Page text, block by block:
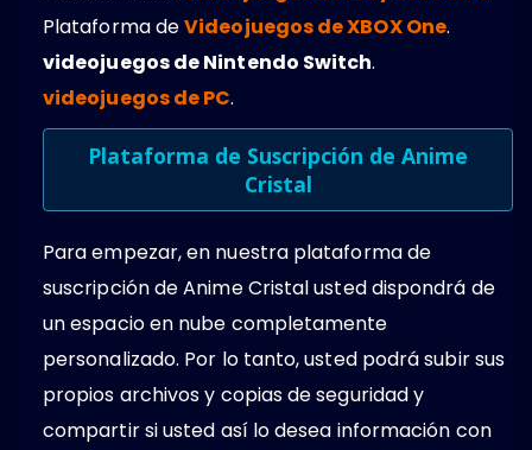
Plataforma deVideojuegos de XBOX One.
videojuegos de Nintendo Switch.
videojuegos de PC.
Plataforma de Suscripción de Anime
Cristal
Para empezar, en nuestra plataforma de
suscripción de Anime Cristal usted dispondrá de
un espacio en nube completamente
personalizado. Por lo tanto, usted podrá subir sus
propios archivos y copias de seguridad y
compartir si usted así lo desea información con